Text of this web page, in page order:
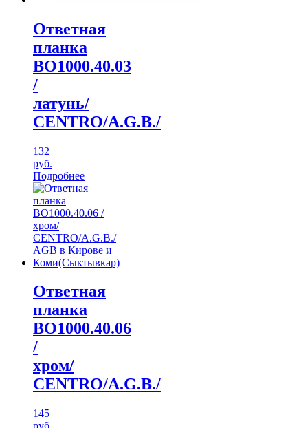
Ответная
планка
ВО1000.40.03
/
латунь/
CENTRO/A.G.B./
132
руб.
Подробнее
Ответная
планка
ВО1000.40.06
/
хром/
CENTRO/A.G.B./
145